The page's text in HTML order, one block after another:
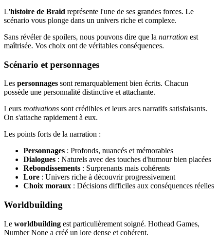
L'histoire de Braid représente l'une de ses grandes forces. Le
scénario vous plonge dans un univers riche et complexe.
Sans révéler de spoilers, nous pouvons dire que la narration est
maîtrisée. Vos choix ont de véritables conséquences.
Scénario et personnages
Les personnages sont remarquablement bien écrits. Chacun
possède une personnalité distinctive et attachante.
Leurs motivations sont crédibles et leurs arcs narratifs satisfaisants.
On s'attache rapidement à eux.
Les points forts de la narration :
Personnages : Profonds, nuancés et mémorables
Dialogues : Naturels avec des touches d'humour bien placées
Rebondissements : Surprenants mais cohérents
Lore : Univers riche à découvrir progressivement
Choix moraux : Décisions difficiles aux conséquences réelles
Worldbuilding
Le worldbuilding est particulièrement soigné. Hothead Games,
Number None a créé un lore dense et cohérent.